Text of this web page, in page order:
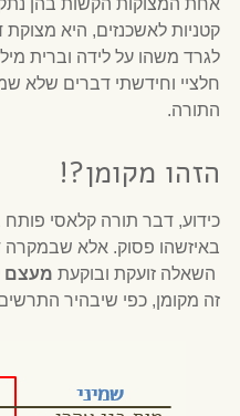
אחת המצוקות הקשות בהן
קטניות לאשכנזים, היא
לגרד משהו על לידה וברית
חלציי וחידשתי דברים שלא
התורה.
הזהו מקומן?!
כידוע, דבר תורה קלאסי
באיזשהו פסוק. אלא שבמקרה
השאלה זועקת ובוקעת מעצם
זה מקומן, כפי שיבהיר